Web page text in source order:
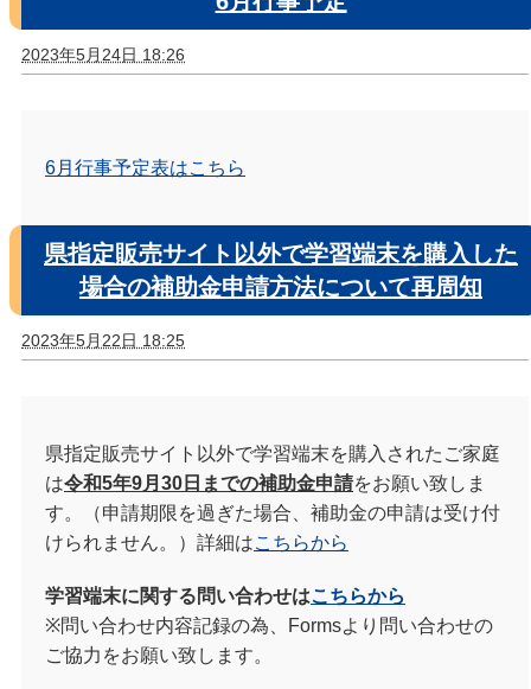
2023年5月24日 18:26
6月行事予定表はこちら
県指定販売サイト以外で学習端末を購入した
場合の補助金申請方法について再周知
2023年5月22日 18:25
県指定販売サイト以外で学習端末を購入されたご家庭
は令和5年9月30日までの補助金申請をお願い致しま
す。（申請期限を過ぎた場合、補助金の申請は受け付
けられません。）詳細はこちらから
学習端末に関する問い合わせはこちらから
※問い合わせ内容記録の為、Formsより問い合わせの
ご協力をお願い致します。